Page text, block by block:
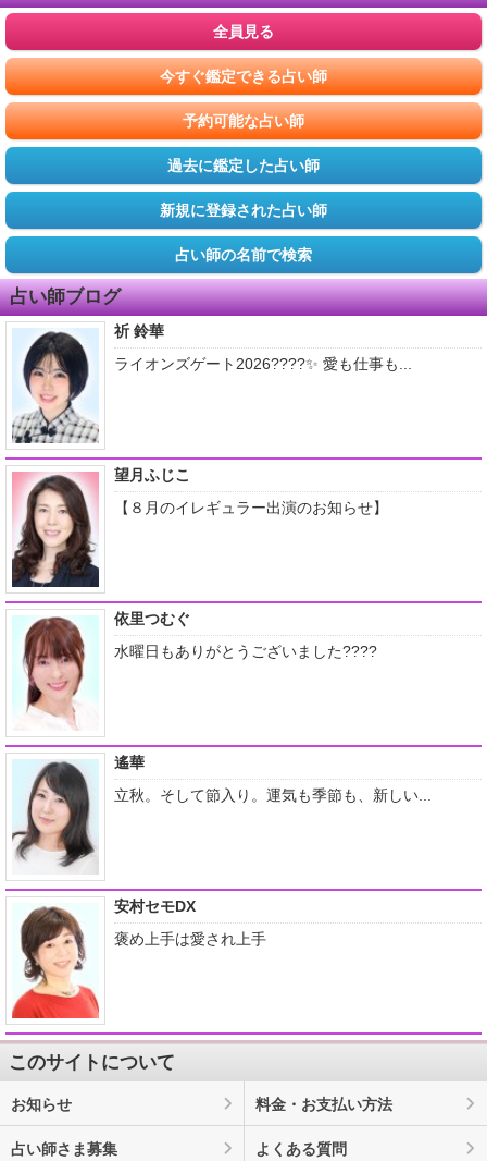
全員見る
今すぐ鑑定できる占い師
予約可能な占い師
過去に鑑定した占い師
新規に登録された占い師
占い師の名前で検索
占い師ブログ
祈 鈴華
ライオンズゲート2026????✨ 愛も仕事も...
望月ふじこ
【８月のイレギュラー出演のお知らせ】
依里つむぐ
水曜日もありがとうございました????
遙華
立秋。そして節入り。運気も季節も、新しい...
安村セモDX
褒め上手は愛され上手
このサイトについて
お知らせ 料金・お支払い方法
占い師さま募集 よくある質問